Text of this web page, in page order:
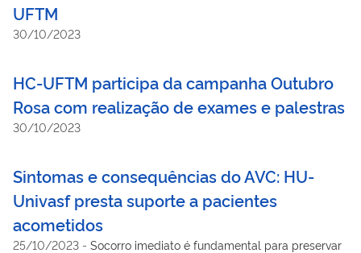
UFTM
30/10/2023
HC-UFTM participa da campanha Outubro
Rosa com realização de exames e palestras
30/10/2023
Sintomas e consequências do AVC: HU-
Univasf presta suporte a pacientes
acometidos
25/10/2023 - Socorro imediato é fundamental para preservar